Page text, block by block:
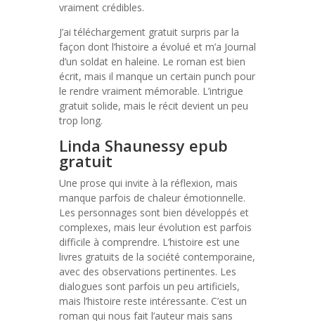
vraiment crédibles.
J’ai téléchargement gratuit surpris par la
façon dont l’histoire a évolué et m’a Journal
d’un soldat en haleine. Le roman est bien
écrit, mais il manque un certain punch pour
le rendre vraiment mémorable. L’intrigue
gratuit solide, mais le récit devient un peu
trop long.
Linda Shaunessy epub
gratuit
Une prose qui invite à la réflexion, mais
manque parfois de chaleur émotionnelle.
Les personnages sont bien développés et
complexes, mais leur évolution est parfois
difficile à comprendre. L’histoire est une
livres gratuits de la société contemporaine,
avec des observations pertinentes. Les
dialogues sont parfois un peu artificiels,
mais l’histoire reste intéressante. C’est un
roman qui nous fait l’auteur mais sans